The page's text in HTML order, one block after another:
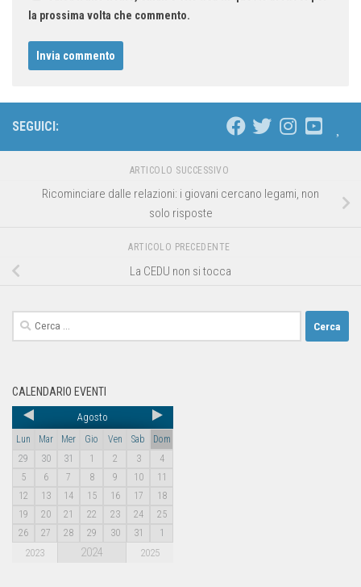
la prossima volta che commento.
SEGUICI:
ARTICOLO SUCCESSIVO
Ricominciare dalle relazioni: i giovani cercano legami, non
solo risposte
ARTICOLO PRECEDENTE
La CEDU non si tocca
CALENDARIO EVENTI
Agosto
Lun Mar Mer Gio Ven Sab
Dom
29
30 31 1 2 3
4
5
6 7 8 9 10
11
12
13 14 15 16 17
18
19
20 21 22 23 24
25
26
27 28 29 30 31 1
2023 2024 2025